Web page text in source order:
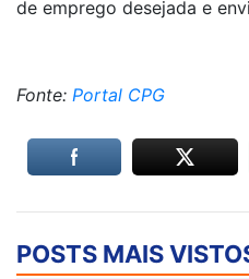
de emprego desejada e
Fonte: Portal CPG
POSTS MAIS